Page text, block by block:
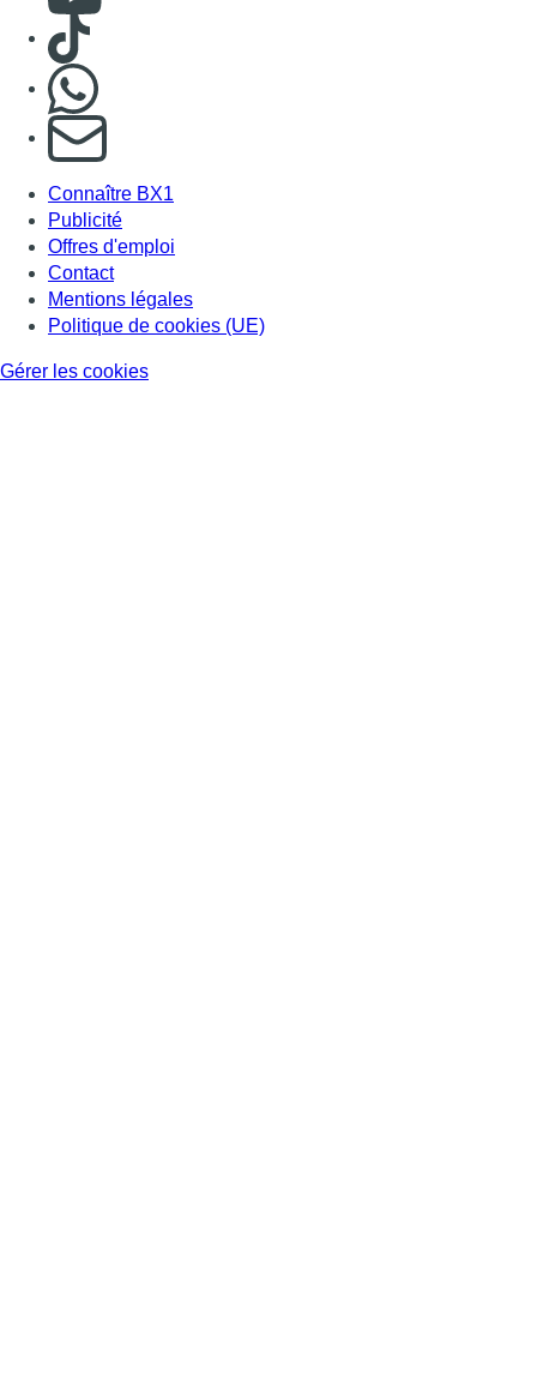
Consulter TikTok
S'abonner à notre newsletter
Connaître BX1
Publicité
Offres d'emploi
Contact
Mentions légales
Politique de cookies (UE)
Gérer les cookies